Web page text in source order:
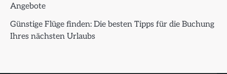
Angebote
Günstige Flüge finden: Die besten Tipps für die Buchung
Ihres nächsten Urlaubs